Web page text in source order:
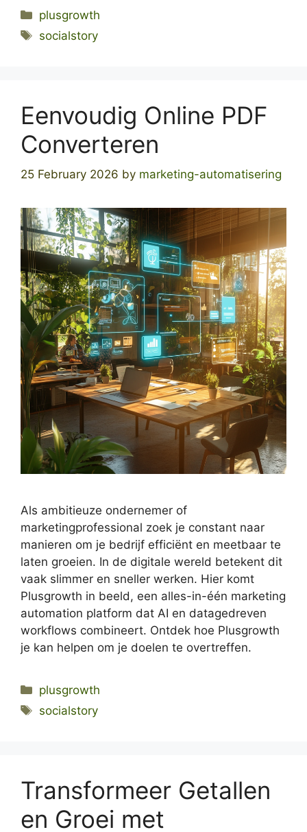
Categories
plusgrowth
Tags
socialstory
Eenvoudig Online PDF
Converteren
25 February 2026 by marketing-automatisering
Als ambitieuze ondernemer of
marketingprofessional zoek je constant naar
manieren om je bedrijf efficiënt en meetbaar te
laten groeien. In de digitale wereld betekent dit
vaak slimmer en sneller werken. Hier komt
Plusgrowth in beeld, een alles-in-één marketing
automation platform dat AI en datagedreven
workflows combineert. Ontdek hoe Plusgrowth
je kan helpen om je doelen te overtreffen.
Categories
plusgrowth
Tags
socialstory
Transformeer Getallen
en Groei met